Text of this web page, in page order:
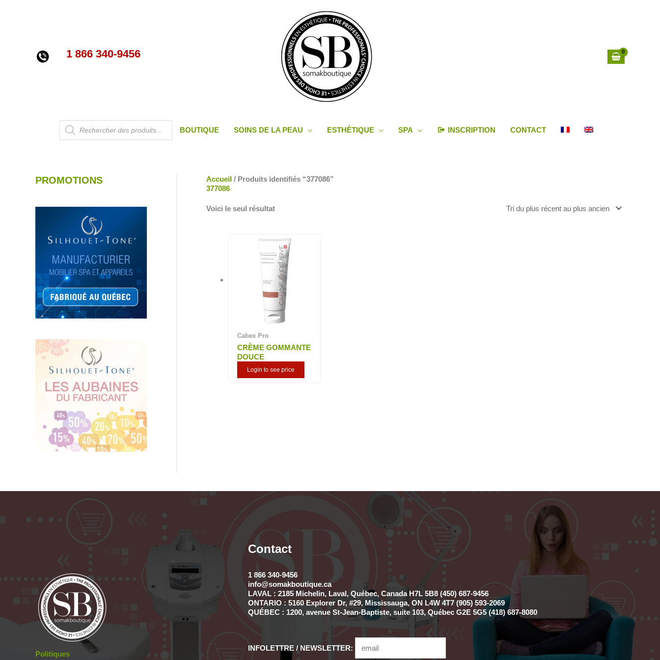
1 866 340-9456
Recherche
de
produits
BOUTIQUE SOINS DE LA PEAU ESTHÉTIQUE SPA INSCRIPTION CONTACT
PROMOTIONS Accueil / Produits identifiés “377086”
377086
Voici le seul résultat
Cabex Pro
CRÈME GOMMANTE
DOUCE
Login to see price
Politiques
Contact
1 866 340-9456
info@somakboutique.ca
LAVAL : 2185 Michelin, Laval, Québec, Canada H7L 5B8 (450) 687-9456
ONTARIO : 5160 Explorer Dr, #29, Mississauga, ON L4W 4T7 (905) 593-2069
QUÉBEC : 1200, avenue St-Jean-Baptiste, suite 103, Québec G2E 5G5 (418) 687-8080
INFOLETTRE / NEWSLETTER: